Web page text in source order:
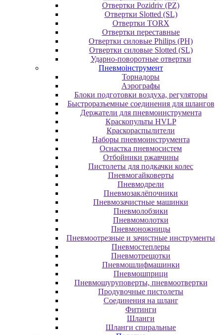
Отвертки Pozidriv (PZ)
Отвертки Slotted (SL)
Отвертки TORX
Отвертки переставные
Отвертки силовые Philips (PH)
Отвертки силовые Slotted (SL)
Ударно-поворотные отвертки
Пневмоінструмент
Topнaдopы
Аэрографы
Блоки подготовки воздуха, регуляторы
Быстроразъемные соединения для шлангов
Держатели для пневмоинструмента
Краскопульты HVLP
Краскораспылители
Наборы пневмоинструмента
Оснастка пневмосистем
Отбойники ржавчины
Пистолеты для подкачки колес
Пневмогайковерты
Пневмодрели
Пневмозаклёпочники
Пневмозачистные машинки
Пневмолобзики
Пневмомолотки
Пневмоножницы
Пневмоотрезные и зачистные инструменты
Пневмостеплеры
Пневмотрещотки
Пневмошлифмашинки
Пневмошприци
Пневмошуруповерты, пневмоотвертки
Продувочные пистолеты
Соединения на шланг
Фитинги
Шланги
Шланги спиральные